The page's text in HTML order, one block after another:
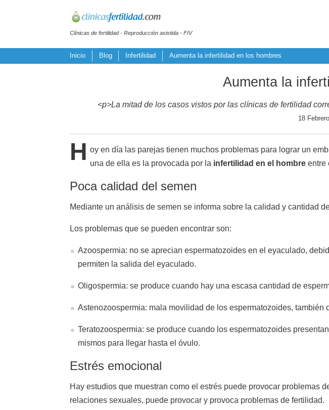
Clínicas de fertilidad - Reproducción asistida - FIV
Inicio Blog Infertilidad Aumenta la infertilidad en los hombres
Aumenta la
<p>La mitad de los casos vistos por las clínicas de fertilidad
18
H oy en día las parejas tienen muchos problemas para lograr un
una de ella es la provocada por la infertilidad en el hombreentre
Poca calidad del semen
Mediante un análisis de semen se informa sobre la calidad y cantidad
Los problemas que se pueden encontrar son:
Azoospermia: no se aprecian espermatozoides en el eyaculado,
permiten la salida del eyaculado.
Oligospermia: se produce cuando hay una escasa cantidad de
Astenozoospermia: mala movilidad de los espermatozoides, también
Teratozoospermia: se produce cuando los espermatozoides
mismos para llegar hasta el óvulo.
Estrés emocional
Hay estudios que muestran como el estrés puede provocar problemas
relaciones sexuales, puede provocar y provoca problemas de fertilidad.